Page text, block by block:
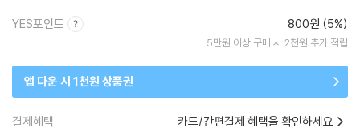
YES포인트 800원 (5%)
5만원 이상 구매 시 2천원 추가 적립
앱 다운 시 1천원 상품권
결제혜택 카드/간편결제 혜택을 확인하세요